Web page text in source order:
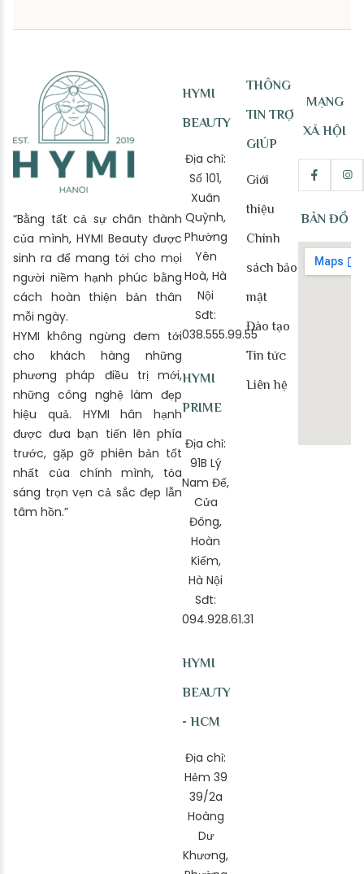
“Bằng tất cả sự chân thành
của mình, HYMI Beauty được
sinh ra để mang tới cho mọi
người niềm hạnh phúc bằng
cách hoàn thiện bản thân
mỗi ngày.
HYMI không ngừng đem tới
cho khách hàng những
phương pháp điều trị mới,
những công nghệ làm đẹp
hiệu quả. HYMI hân hạnh
được đưa bạn tiến lên phía
trước, gặp gỡ phiên bản tốt
nhất của chính mình, tỏa
sáng trọn vẹn cả sắc đẹp lẫn
tâm hồn.”
HYMI
BEAUTY
Địa chỉ:
Số 101,
Xuân
Quỳnh,
Phường
Yên
Hoà, Hà
Nội
Sđt:
038.555.99.55
HYMI
PRIME
Địa chỉ:
91B Lý
Nam Đế,
Cửa
Đông,
Hoàn
Kiếm,
Hà Nội
Sđt:
094.928.61.31
HYMI
BEAUTY
- HCM
Địa chỉ:
Hẻm 39
39/2a
Hoàng
Dư
Khương,
THÔNG
TIN TRỢ
GIÚP
Giới
thiệu
Chính
sách bảo
mật
Đào tạo
Tin tức
Liên hệ
MẠNG
XÃ HỘI
BẢN ĐỒ